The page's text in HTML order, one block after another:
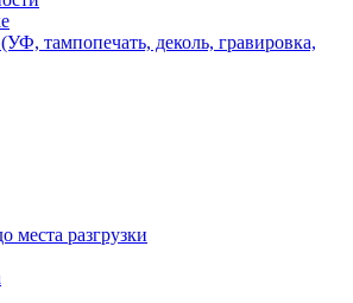
тампопечать, деколь, гравировка,
разгрузки